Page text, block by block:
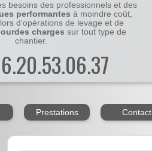
besoins des professionnels et des
performantes à moindre coût,
d'opérations de levage et de
lourdes charges sur tout type de
chantier.
Prestations Contact